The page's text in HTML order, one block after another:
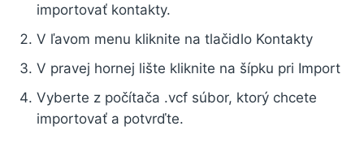
importovať kontakty.
V ľavom menu kliknite na tlačidlo Kontakty
V pravej hornej lište kliknite na šípku pri Import
Vyberte z počítača .vcf súbor, ktorý chcete
importovať a potvrďte.